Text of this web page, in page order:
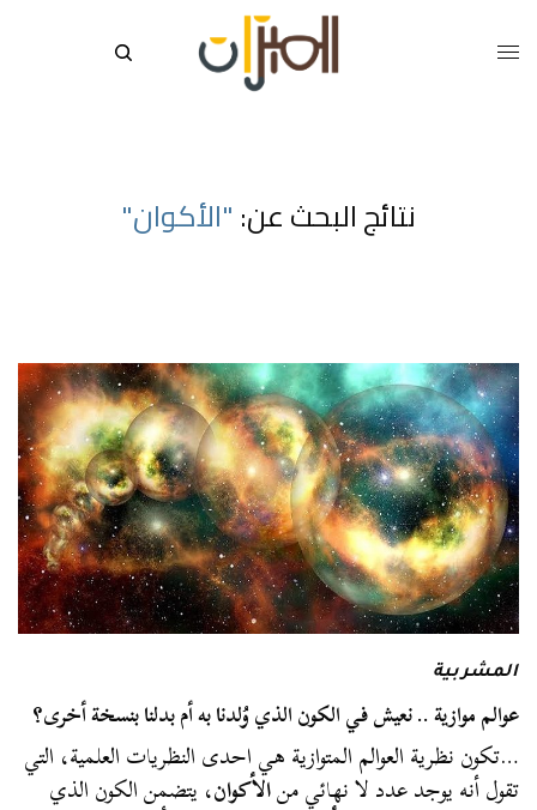
نتائج البحث عن: "الأكوان"
المشربية
عوالم موازية .. نعيش في الكون الذي وُلدنا به أم بدلنا بنسخة أخرى؟
…تكون نظرية العوالم المتوازية هي احدى النظريات العلمية، التي
تقول أنه يوجد عدد لا نهائي منالأكوان، يتضمن الكون الذي